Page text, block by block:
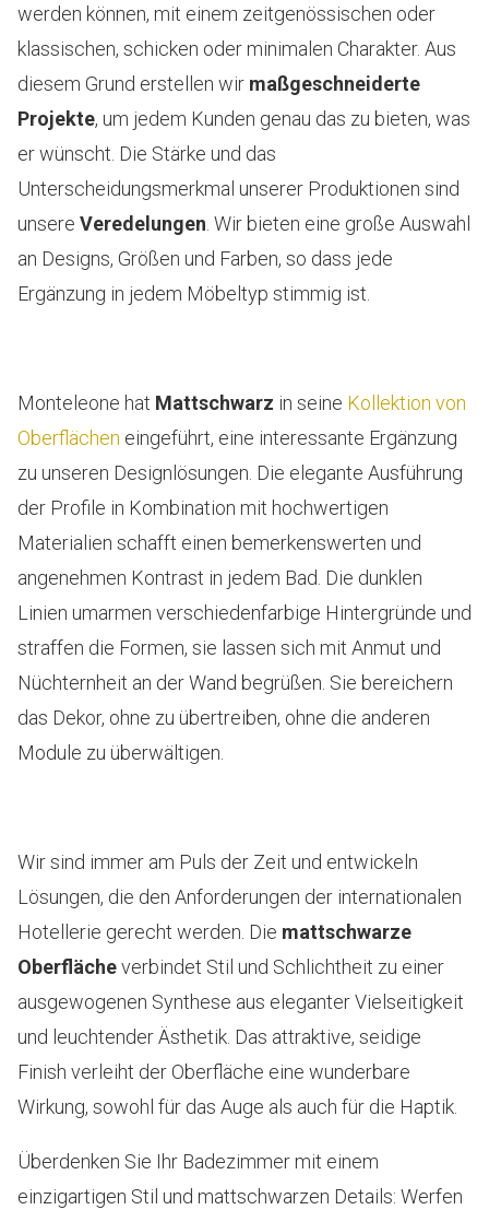
werden können, mit einem zeitgenössischen oder
klassischen, schicken oder minimalen Charakter. Aus
diesem Grund erstellen wir maßgeschneiderte
Projekte, um jedem Kunden genau das zu bieten, was
er wünscht. Die Stärke und das
Unterscheidungsmerkmal unserer Produktionen sind
unsere Veredelungen . Wir bieten eine große Auswahl
an Designs, Größen und Farben, so dass jede
Ergänzung in jedem Möbeltyp stimmig ist.
Monteleone hat Mattschwarz in seine Kollektion von
Oberflächen eingeführt, eine interessante Ergänzung
zu unseren Designlösungen. Die elegante Ausführung
der Profile in Kombination mit hochwertigen
Materialien schafft einen bemerkenswerten und
angenehmen Kontrast in jedem Bad. Die dunklen
Linien umarmen verschiedenfarbige Hintergründe und
straffen die Formen, sie lassen sich mit Anmut und
Nüchternheit an der Wand begrüßen. Sie bereichern
das Dekor, ohne zu übertreiben, ohne die anderen
Module zu überwältigen.
Wir sind immer am Puls der Zeit und entwickeln
Lösungen, die den Anforderungen der internationalen
Hotellerie gerecht werden. Die mattschwarze
Oberflächeverbindet Stil und Schlichtheit zu einer
ausgewogenen Synthese aus eleganter Vielseitigkeit
und leuchtender Ästhetik. Das attraktive, seidige
Finish verleiht der Oberfläche eine wunderbare
Wirkung, sowohl für das Auge als auch für die Haptik.
Überdenken Sie Ihr Badezimmer mit einem
einzigartigen Stil und mattschwarzen Details: Werfen